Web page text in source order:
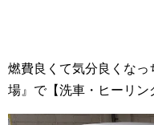
燃費良くて気分良くな
場』で【洗車・ヒーリン